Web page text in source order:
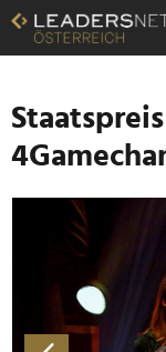
Zum
Inhalt
Zur
Navigation
Zur
Hauptnavigation